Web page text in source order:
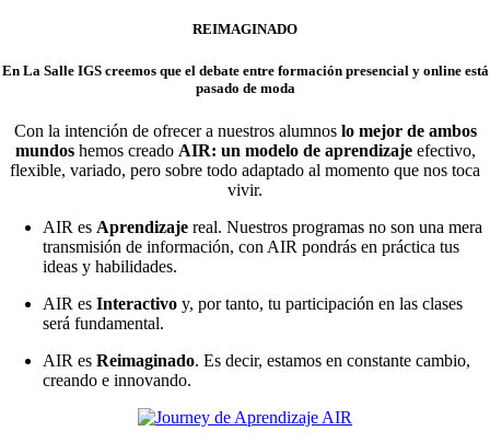
REIMAGINADO
En La Salle IGS creemos que el debate entre formación presencial y onlineestá
pasado de moda
Con la intención de ofrecer a nuestros alumnos lo mejor de ambos
mundoshemos creado AIR: un modelo de aprendizajeefectivo,
flexible, variado, pero sobre todo adaptado al momento que nos toca
vivir.
AIR esAprendizajereal. Nuestros programas no son una mera
transmisión de información, con AIR pondrás en práctica tus
ideas y habilidades.
AIR esInteractivo y, por tanto, tu participación en las clases
será fundamental.
AIR esReimaginado. Es decir, estamos en constante cambio,
creando e innovando.